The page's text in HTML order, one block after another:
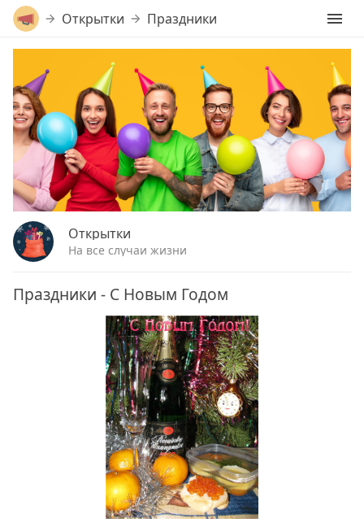
Открытки Праздники
Открытки
На все случаи жизни
Праздники - С Новым Годом